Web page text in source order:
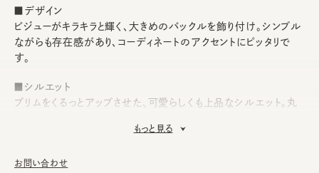
■デザイン
ビジューがキラキラと輝く、大きめのバックルを飾り付け。シンプル
ながらも存在感があり、コーディネートのアクセントにピッタリで
す。
■シルエット
ブリムをくるっとアップさせた、可愛らしくも上品なシルエット。丸
ウールフェルトを使用。しっとりとした生地感が秋冬らしく、シーズ
もっと見る
お問い合わせ